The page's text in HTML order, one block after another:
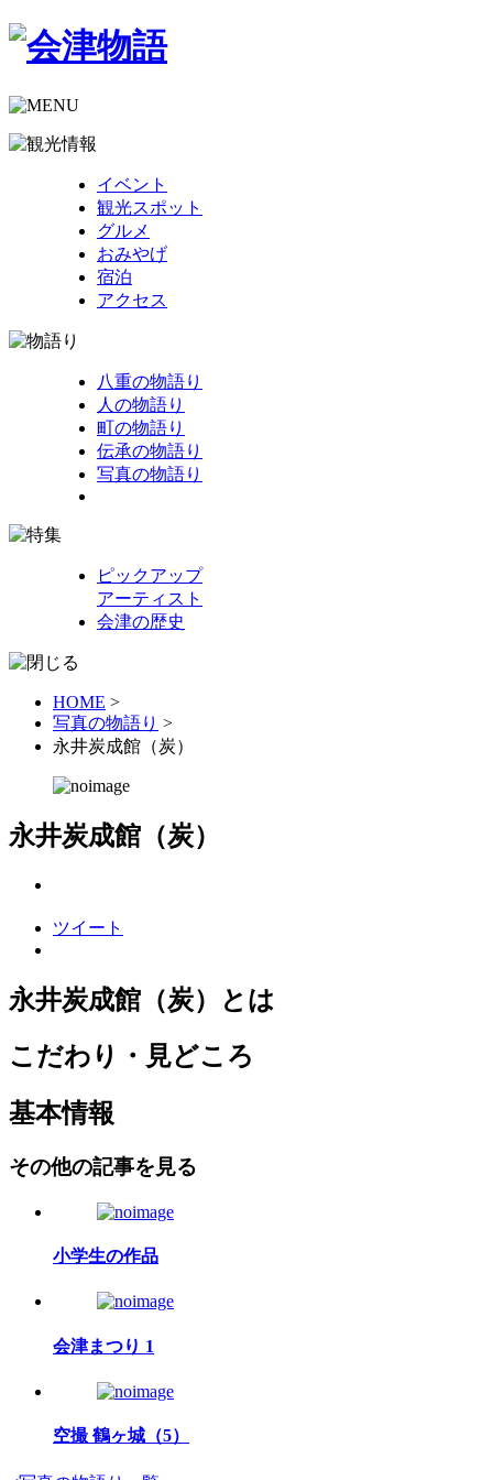
イベント
観光スポット
グルメ
おみやげ
宿泊
アクセス
八重の物語り
人の物語り
町の物語り
伝承の物語り
写真の物語り
ピックアップ
アーティスト
会津の歴史
HOME >
写真の物語り >
永井炭成館（炭）
永井炭成館（炭）
ツイート
永井炭成館（炭）とは
こだわり・見どころ
基本情報
その他の記事を見る
小学生の作品
会津まつり 1
空撮 鶴ヶ城（5）